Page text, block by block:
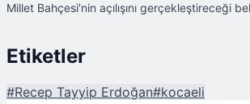
Millet Bahçesi'nin açılışını gerçekleştireceği
Etiketler
#Recep Tayyip Erdoğan#kocaeli